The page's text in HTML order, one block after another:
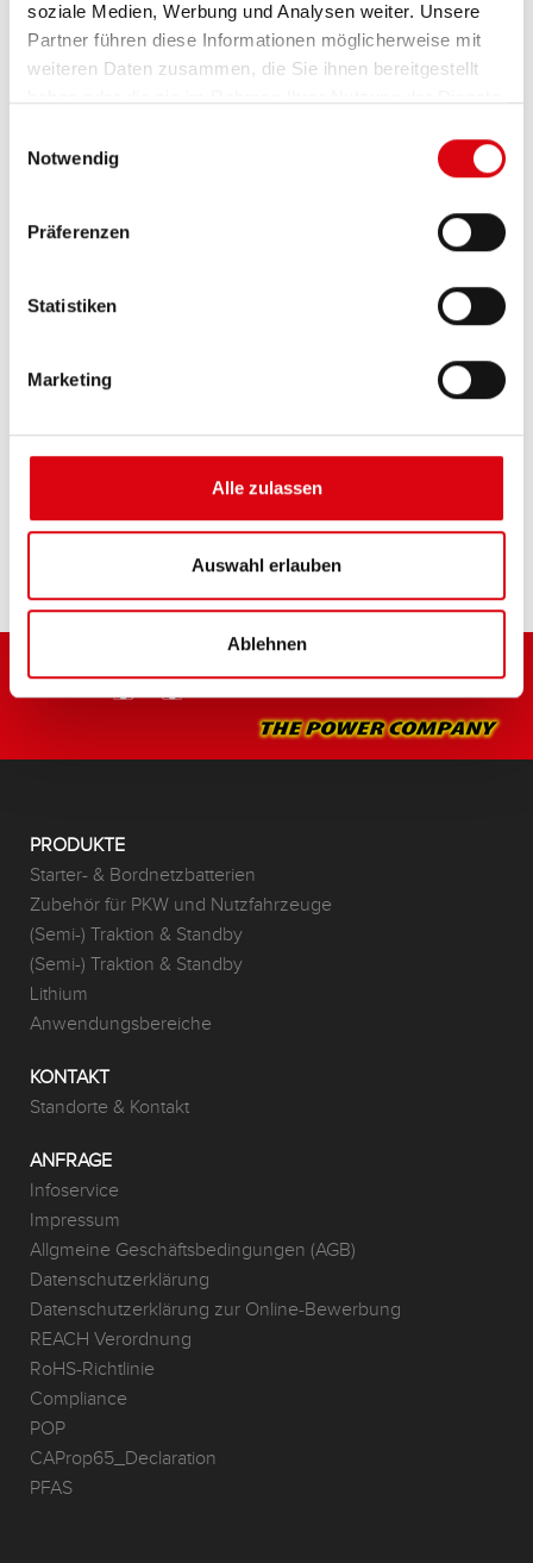
soziale Medien, Werbung und Analysen weiter. Unsere
Partner führen diese Informationen möglicherweise mit
weiteren Daten zusammen, die Sie ihnen bereitgestellt
Notwendig
Präferenzen
Statistiken
Marketing
Alle zulassen
Auswahl erlauben
Ablehnen
EFB 690 17
Die besten und leistungsfähigsten Banner
Vorgaben führender europäischer KFZ-Hersteller.
Originalqualität zum Nachrüsten.
PRODUKTE
Starter- & Bordnetzbatterien
Zubehör für PKW und Nutzfahrzeuge
(Semi-) Traktion & Standby
(Semi-) Traktion & Standby
Lithium
Anwendungsbereiche
KONTAKT
Standorte & Kontakt
ANFRAGE
Infoservice
Impressum
Allgmeine Geschäftsbedingungen (AGB)
Datenschutzerklärung
Datenschutzerklärung zur Online-Bewerbung
REACH Verordnung
RoHS-Richtlinie
Compliance
POP
CAProp65_Declaration
PFAS